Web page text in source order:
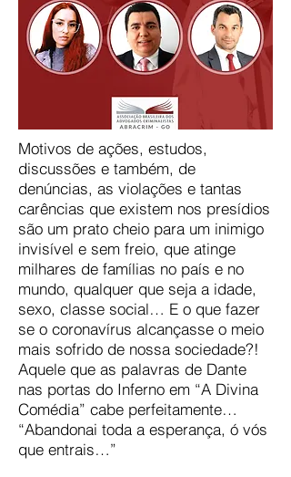
Motivos de ações, estudos,
discussões e também, de
denúncias, as violações e tantas
carências que existem nos presídios
são um prato cheio para um inimigo
invisível e sem freio, que atinge
milhares de famílias no país e no
mundo, qualquer que seja a idade,
sexo, classe social… E o que fazer
se o coronavírus alcançasse o meio
mais sofrido de nossa sociedade?!
Aquele que as palavras de Dante
nas portas do Inferno em “A Divina
Comédia” cabe perfeitamente…
“Abandonai toda a esperança, ó vós
que entrais…”